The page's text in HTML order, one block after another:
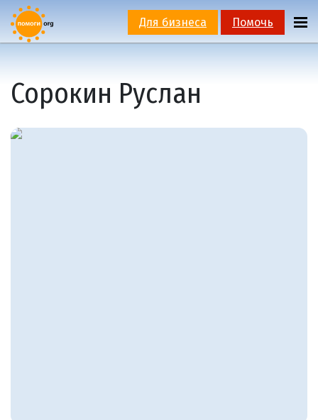
Для бизнеса Помочь
Сорокин Руслан